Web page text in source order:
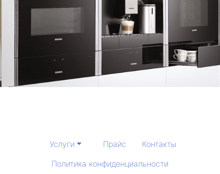
Услуги Прайс
Контакты
Политика конфиденциальности